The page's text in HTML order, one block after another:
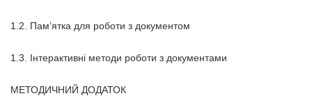
1.2. Пам’ятка для роботи з документом
1.3. Інтерактивні методи роботи з документами
МЕТОДИЧНИЙ ДОДАТОК